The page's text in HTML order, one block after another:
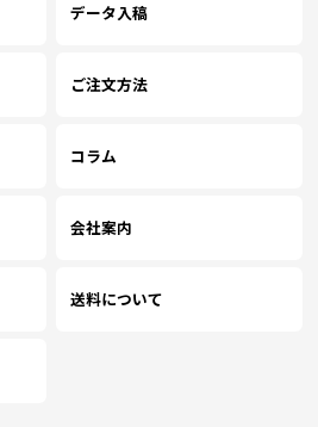
データ入稿
ご注文方法
コラム
会社案内
送料について